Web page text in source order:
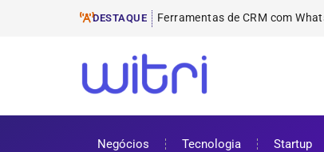
DESTAQUE Ferramentas de E
ProUni: como funciona e
Cursos gratuitos online: onde
ENEM 2025: datas, inscrições e
Negócios Tecnologia Startup